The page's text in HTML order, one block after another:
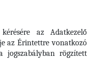
az Adatkezelő
az Érintettre vonatkozó
jogszabályban rögzített